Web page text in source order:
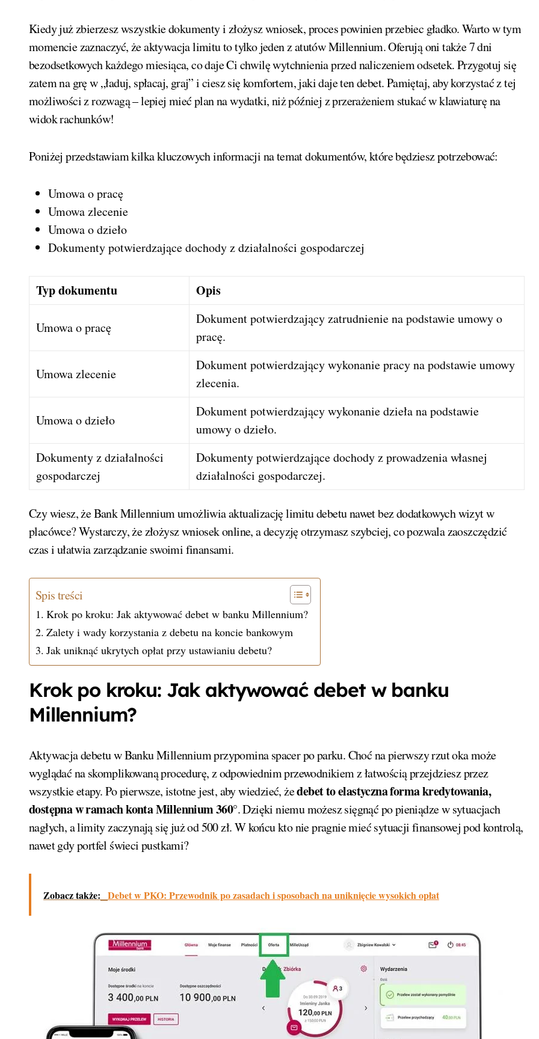
Kiedy już zbierzesz wszystkie dokumenty i złożysz wniosek, proces powinien przebiec gładko. Warto w tym
momencie zaznaczyć, że aktywacja limitu to tylko jeden z atutów Millennium. Oferują oni także 7 dni
bezodsetkowych każdego miesiąca, co daje Ci chwilę wytchnienia przed naliczeniem odsetek. Przygotuj się
zatem na grę w „ładuj, spłacaj, graj” i ciesz się komfortem, jaki daje ten debet. Pamiętaj, aby korzystać z tej
możliwości z rozwagą – lepiej mieć plan na wydatki, niż później z przerażeniem stukać w klawiaturę na
widok rachunków!
Poniżej przedstawiam kilka kluczowych informacji na temat dokumentów, które będziesz potrzebować:
Umowa o pracę
Umowa zlecenie
Umowa o dzieło
Dokumenty potwierdzające dochody z działalności gospodarczej
Typ dokumentu Opis
Umowa o pracę
Dokument potwierdzający zatrudnienie na podstawie umowy o
pracę.
Umowa zlecenie
Dokument potwierdzający wykonanie pracy na podstawie umowy
zlecenia.
Umowa o dzieło
Dokument potwierdzający wykonanie dzieła na podstawie
umowy o dzieło.
Dokumenty z działalności
gospodarczej
Dokumenty potwierdzające dochody z prowadzenia własnej
działalności gospodarczej.
Czy wiesz, że Bank Millennium umożliwia aktualizację limitu debetu nawet bez dodatkowych wizyt w
placówce? Wystarczy, że złożysz wniosek online, a decyzję otrzymasz szybciej, co pozwala zaoszczędzić
czas i ułatwia zarządzanie swoimi finansami.
Spis treści
Krok po kroku: Jak aktywować debet w banku Millennium?
Zalety i wady korzystania z debetu na koncie bankowym
Jak uniknąć ukrytych opłat przy ustawianiu debetu?
Krok po kroku: Jak aktywować debet w banku
Millennium?
Aktywacja debetu w Banku Millennium przypomina spacer po parku. Choć na pierwszy rzut oka może
wyglądać na skomplikowaną procedurę, z odpowiednim przewodnikiem z łatwością przejdziesz przez
wszystkie etapy. Po pierwsze, istotne jest, aby wiedzieć, żedebet to elastyczna forma kredytowania,
dostępna w ramach konta Millennium 360°. Dzięki niemu możesz sięgnąć po pieniądze w sytuacjach
nagłych, a limity zaczynają się już od 500 zł. W końcu kto nie pragnie mieć sytuacji finansowej pod kontrolą,
nawet gdy portfel świeci pustkami?
Zobacz także: Debet w PKO: Przewodnik po zasadach i sposobach na uniknięcie wysokich opłat